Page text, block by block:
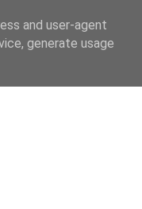
and user-agent
generate usage